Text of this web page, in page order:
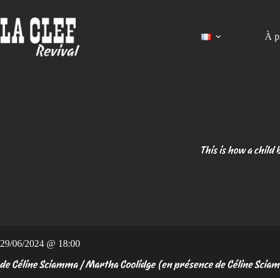
au
contenu
À
This is how a
29/06/2024 @ 18:00
de Céline Sciamma / Martha Coolidge (en présence de Céline